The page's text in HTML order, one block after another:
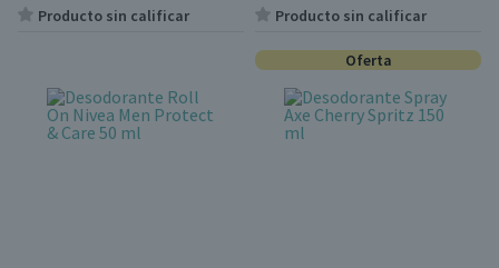
Producto sin calificar Producto sin calificar
Oferta